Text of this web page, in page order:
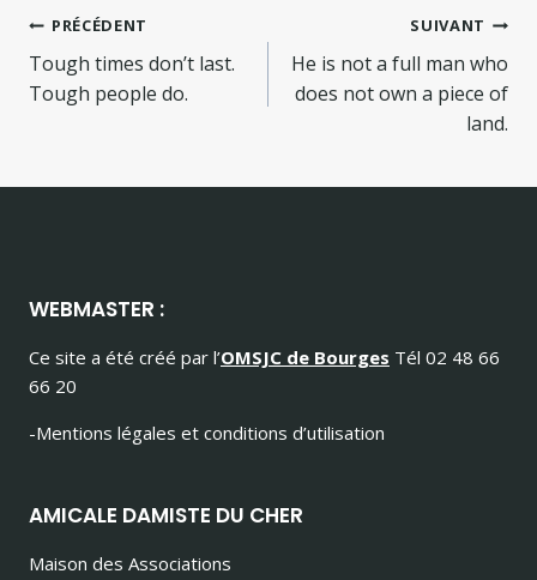
Navigation
de
PRÉCÉDENT
Tough times don’t last.
Tough people do.
SUIVANT
He is not a full man who
does not own a piece of
land.
WEBMASTER :
Ce site a été créé par l’OMSJC de Bourges Tél 02 48 66
66 20
-Mentions légales et conditions d’utilisation
AMICALE DAMISTE DU CHER
Maison des Associations